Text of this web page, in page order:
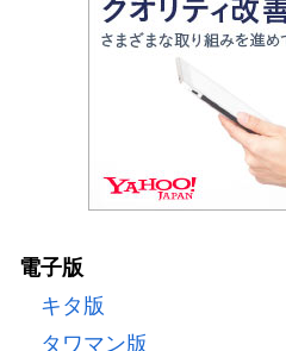
電子版
キタ版
タワマン版